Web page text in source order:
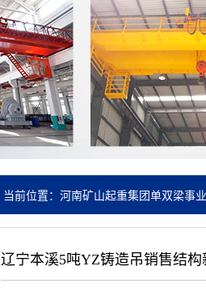
当前位置： 河南矿山起重集团单双梁事
辽宁本溪5吨YZ铸造吊销售结